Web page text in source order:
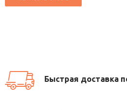
Быстрая доставка